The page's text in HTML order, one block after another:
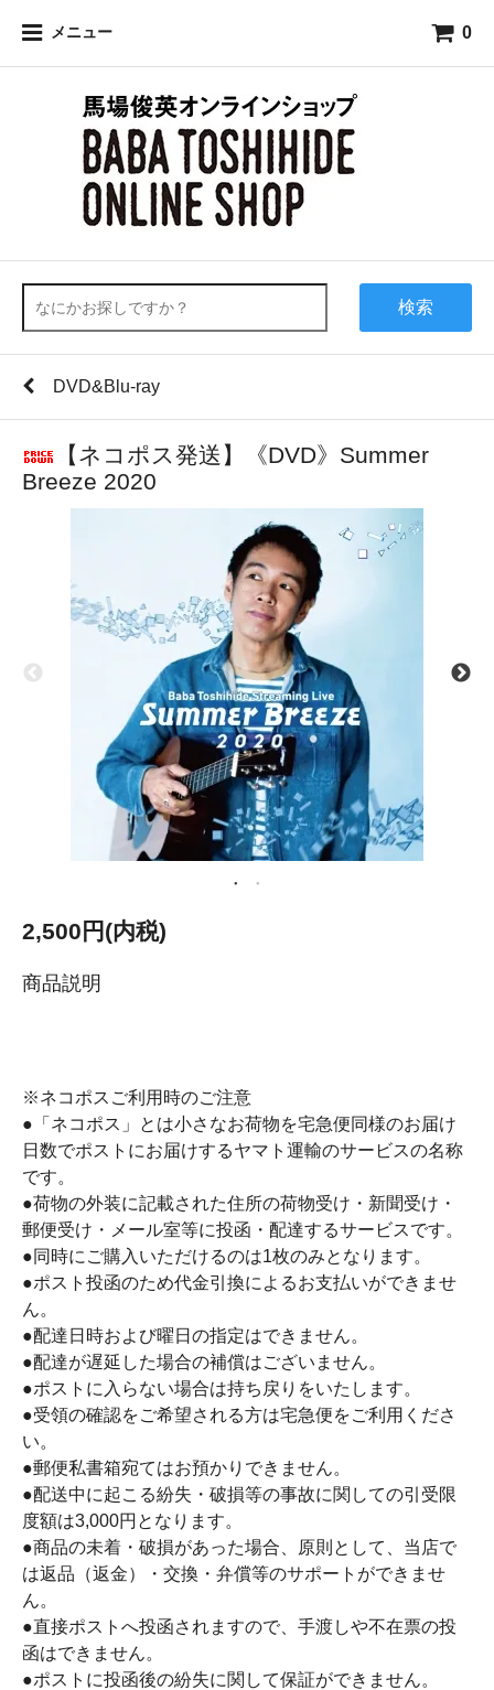
メニュー 0
検索
DVD&Blu-ray
【ネコポス発送】《DVD》Summer
Breeze 2020
2,500円(内税)
商品説明
※ネコポスご利用時のご注意
●「ネコポス」とは小さなお荷物を宅急便同様のお届け
日数でポストにお届けするヤマト運輸のサービスの名称
です。
●荷物の外装に記載された住所の荷物受け・新聞受け・
郵便受け・メール室等に投函・配達するサービスです。
●同時にご購入いただけるのは1枚のみとなります。
●ポスト投函のため代金引換によるお支払いができませ
ん。
●配達日時および曜日の指定はできません。
●配達が遅延した場合の補償はございません。
●ポストに入らない場合は持ち戻りをいたします。
●受領の確認をご希望される方は宅急便をご利用くださ
い。
●郵便私書箱宛てはお預かりできません。
●配送中に起こる紛失・破損等の事故に関しての引受限
度額は3,000円となります。
●商品の未着・破損があった場合、原則として、当店で
は返品（返金）・交換・弁償等のサポートができませ
ん。
●直接ポストへ投函されますので、手渡しや不在票の投
函はできません。
●ポストに投函後の紛失に関して保証ができません。